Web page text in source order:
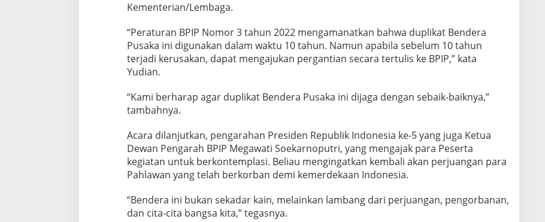
r
h
Kementerian/Lembaga.
“Peraturan BPIP Nomor 3 tahun 2022 mengamanatkan bahwa duplikat Bendera
Pusaka ini digunakan dalam waktu 10 tahun. Namun apabila sebelum 10 tahun
terjadi kerusakan, dapat mengajukan pergantian secara tertulis ke BPIP,” kata
Yudian.
“Kami berharap agar duplikat Bendera Pusaka ini dijaga dengan sebaik-baiknya,”
tambahnya.
Acara dilanjutkan, pengarahan Presiden Republik Indonesia ke-5 yang juga Ketua
Dewan Pengarah BPIP Megawati Soekarnoputri, yang mengajak para Peserta
kegiatan untuk berkontemplasi. Beliau mengingatkan kembali akan perjuangan para
Pahlawan yang telah berkorban demi kemerdekaan Indonesia.
“Bendera ini bukan sekadar kain, melainkan lambang dari perjuangan, pengorbanan,
dan cita-cita bangsa kita,” tegasnya.